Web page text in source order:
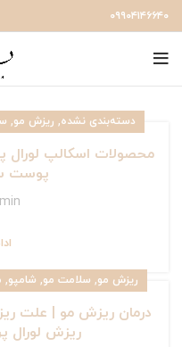
۰۹۹۰۴۱۴۶۶۴۰
دسته‌بندی نشده, ریزش مو,
محصولات اسکالپ لورال
پوست
ریزش مو, سلامت مو, شامپو,
درمان ریزش مو | علت
ریزش لورال